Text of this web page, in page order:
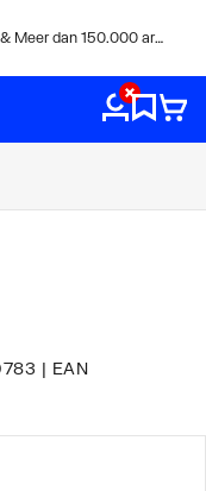
De expert sinds 1918 & Meer dan 150.000 artikelen
| EAN